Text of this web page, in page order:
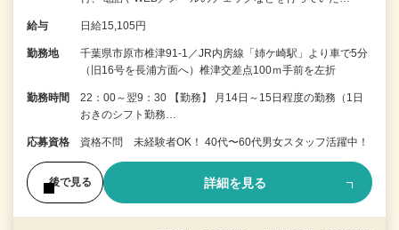
給与 日給15,105円
勤務地
千葉県市原市椎津91-1／JR内房線「姉ケ崎駅」より車で5分
（旧16号を長浦方面へ）椎津交差点100ｍ手前を左折
勤務時間
22：00～翌9：30 【勤務】 月14日～15日程度の勤務（1日
おきのシフト勤務…
応募資格 資格不問 未経験者OK！ 40代〜60代男女スタッフ活躍中！
後で見る 詳細を見る